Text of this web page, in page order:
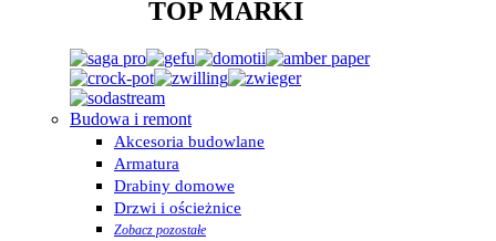
TOP MARKI
Budowa i remont
Akcesoria budowlane
Armatura
Drabiny domowe
Drzwi i ościeżnice
Zobacz pozostałe